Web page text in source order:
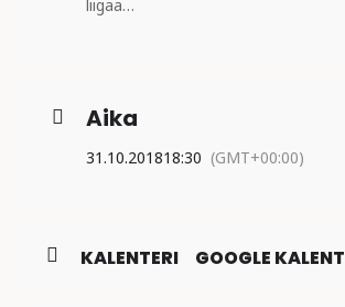
liigaa…
Aika
31.10.201818:30 (GMT+00:00)
KALENTERI GOOGLE